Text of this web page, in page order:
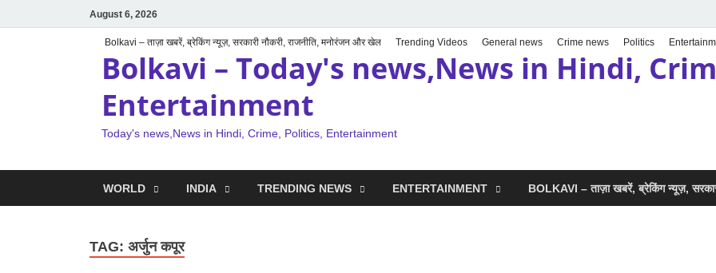
August 6, 2026
Bolkavi – ताज़ा खबरें, ब्रेकिंग न्यूज़, सरकारी नौकरी, राजनीति, मनोरंजन और खेल Trending Videos General news Crime news Politics
Bolkavi – Today's news,News in Hindi,
Entertainment
Today's news,News in Hindi, Crime, Politics, Entertainment
WORLD INDIA TRENDING NEWS ENTERTAINMENT BOLKAVI – ताज़ा खबरें, ब्रेकिंग न्यूज़,
TAG: अर्जुन कपूर